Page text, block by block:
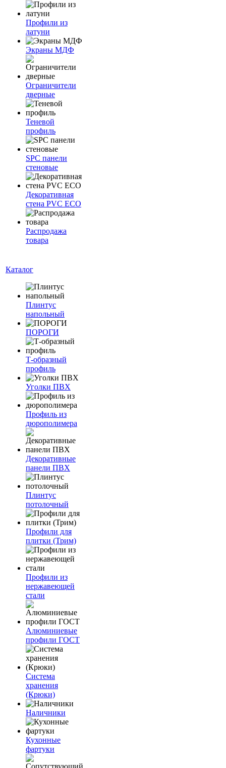
Профили из
латуни
Экраны МДФ
Ограничители
дверные
Теневой
профиль
SPC панели
стеновые
Декоративная
стена PVC ECO
Распродажа
товара
Каталог
Плинтус
напольный
ПОРОГИ
Т-образный
профиль
Уголки ПВХ
Профиль из
дюрополимера
Декоративные
панели ПВХ
Плинтус
потолочный
Профили для
плитки (Трим)
Профили из
нержавеющей
стали
Алюминиевые
профили ГОСТ
Система
хранения
(Крюки)
Наличники
Кухонные
фартуки